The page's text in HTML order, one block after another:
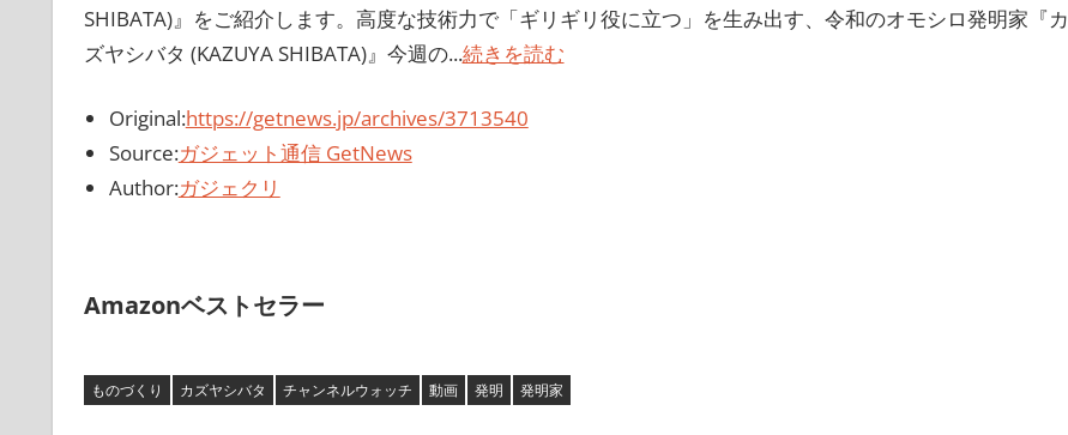
SHIBATA)』をご紹介します。高度な技術力で「ギリギリ役に立つ」を生み出す、令和のオモシロ発明家『カ
ズヤシバタ (KAZUYA SHIBATA)』今週の...続きを読む
Original:https://getnews.jp/archives/3713540
Source:ガジェット通信 GetNews
Author:ガジェクリ
Amazonベストセラー
ものづくり カズヤシバタ チャンネルウォッチ 動画 発明 発明家